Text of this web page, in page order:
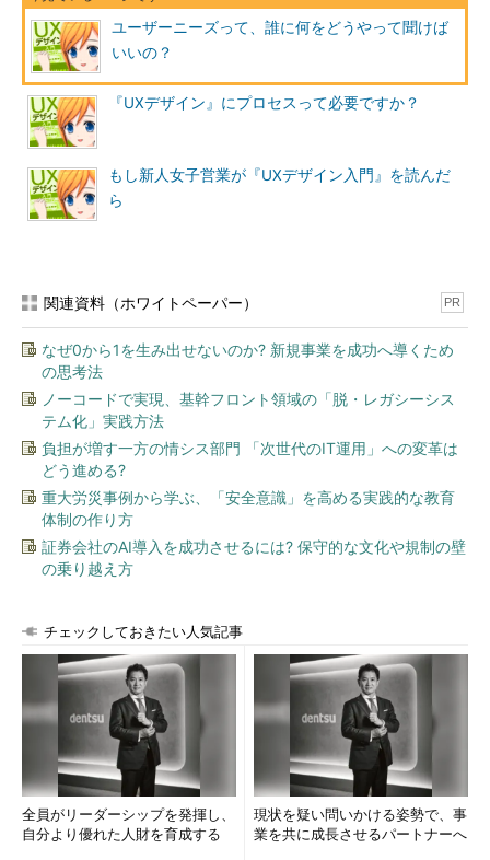
ユーザーニーズって、誰に何をどうやって聞けば
いいの？
『UXデザイン』にプロセスって必要ですか？
もし新人女子営業が『UXデザイン入門』を読んだ
ら
関連資料（ホワイトペーパー） PR
なぜ0から1を生み出せないのか? 新規事業を成功へ導くため
の思考法
ノーコードで実現、基幹フロント領域の「脱・レガシーシス
テム化」実践方法
負担が増す一方の情シス部門 「次世代のIT運用」への変革は
どう進める?
重大労災事例から学ぶ、「安全意識」を高める実践的な教育
体制の作り方
証券会社のAI導入を成功させるには? 保守的な文化や規制の壁
の乗り越え方
チェックしておきたい人気記事
全員がリーダーシップを発揮し、
自分より優れた人財を育成する
現状を疑い問いかける姿勢で、事
業を共に成長させるパートナーへ